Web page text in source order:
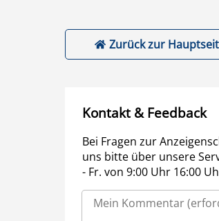
Zurück zur
Kontakt & Feedback
Bei Fragen zur
uns bitte über unsere
- Fr. von 9:00 Uhr 16:00